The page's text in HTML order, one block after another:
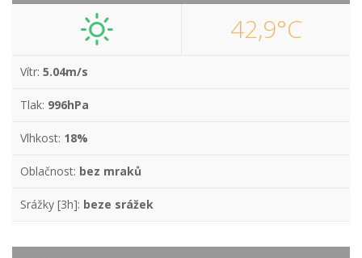
42,9°C
Vítr: 5.04m/s
Tlak: 996hPa
Vlhkost: 18%
Oblačnost: bez mraků
Srážky [3h]: beze srážek